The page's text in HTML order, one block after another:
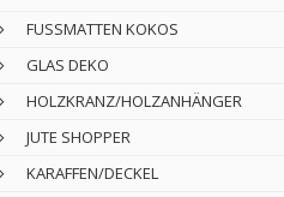
FUSSMATTEN KOKOS
GLAS DEKO
HOLZKRANZ/HOLZANHÄNGER
JUTE SHOPPER
KARAFFEN/DECKEL